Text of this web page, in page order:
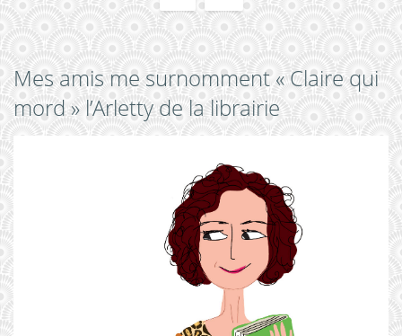
Mes amis me surnomment « Claire qui
mord » l’Arletty de la librairie